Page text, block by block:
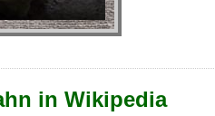
in Wikipedia